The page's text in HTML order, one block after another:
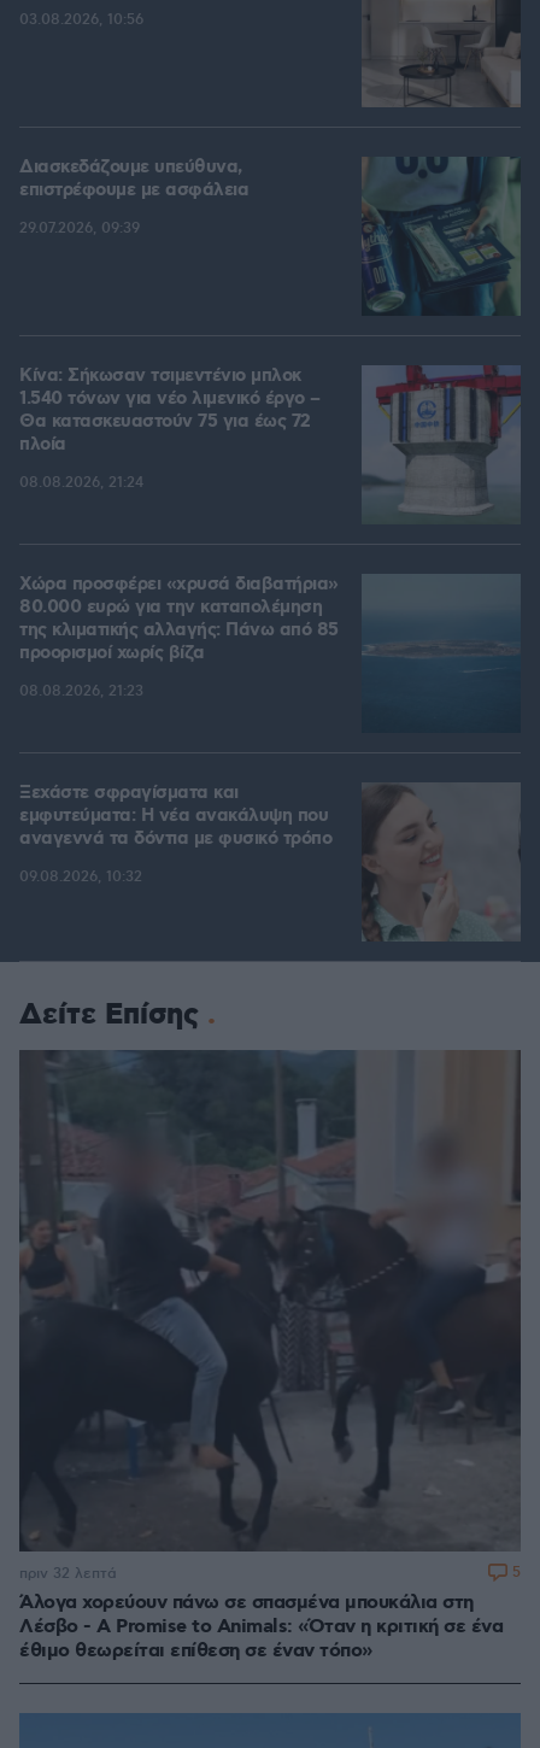
03.08.2026, 10:56
Διασκεδάζουμε υπεύθυνα,
επιστρέφουμε με ασφάλεια
29.07.2026, 09:39
Κίνα: Σήκωσαν τσιμεντένιο μπλοκ
1.540 τόνων για νέο λιμενικό έργο –
Θα κατασκευαστούν 75 για έως 72
πλοία
08.08.2026, 21:24
Χώρα προσφέρει «χρυσά διαβατήρια»
80.000 ευρώ για την καταπολέμηση
της κλιματικής αλλαγής: Πάνω από 85
προορισμοί χωρίς βίζα
08.08.2026, 21:23
Ξεχάστε σφραγίσματα και
εμφυτεύματα: Η νέα ανακάλυψη που
αναγεννά τα δόντια με φυσικό τρόπο
09.08.2026, 10:32
Δείτε Επίσης
Άλογα χορεύουν πάνω σε σπασμένα μπουκάλια στη
Λέσβο - A Promise to Animals: «Όταν η κριτική σε ένα
έθιμο θεωρείται επίθεση σε έναν τόπο»
πριν 32 λεπτά 5